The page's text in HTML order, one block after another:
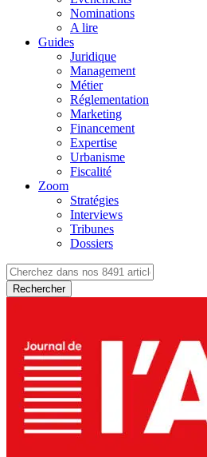
Nominations
A lire
Guides
Juridique
Management
Métier
Réglementation
Marketing
Financement
Expertise
Urbanisme
Fiscalité
Zoom
Stratégies
Interviews
Tribunes
Dossiers
Rechercher